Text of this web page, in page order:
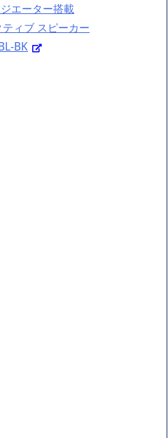
エーター搭載
ィブ スピーカー
BK